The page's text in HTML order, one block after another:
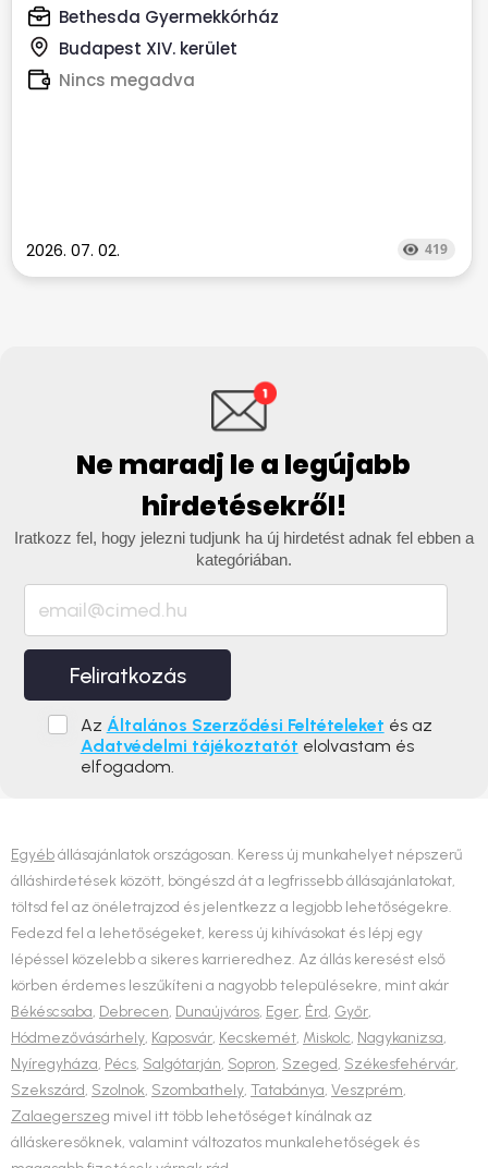
Bethesda Gyermekkórház
Budapest XIV. kerület
Nincs megadva
2026. 07. 02. 419
Ne maradj le a legújabb
hirdetésekről!
Iratkozz fel, hogy jelezni tudjunk ha új hirdetést adnak fel ebben a
kategóriában.
Feliratkozás
Az Általános Szerződési Feltételeket és az
Adatvédelmi tájékoztatót elolvastam és
elfogadom.
Egyébállásajánlatok országosan. Keress új munkahelyet népszerű
álláshirdetések között, böngészd át a legfrissebb állásajánlatokat,
töltsd fel az önéletrajzod és jelentkezz a legjobb lehetőségekre.
Fedezd fel a lehetőségeket, keress új kihívásokat és lépj egy
lépéssel közelebb a sikeres karrieredhez. Az állás keresést első
körben érdemes leszűkíteni a nagyobb településekre, mint akár
Békéscsaba, Debrecen, Dunaújváros, Eger, Érd, Győr,
Hódmezővásárhely, Kaposvár, Kecskemét, Miskolc, Nagykanizsa,
Nyíregyháza, Pécs, Salgótarján, Sopron, Szeged, Székesfehérvár,
Szekszárd, Szolnok, Szombathely, Tatabánya, Veszprém,
Zalaegerszeg mivel itt több lehetőséget kínálnak az
álláskeresőknek, valamint változatos munkalehetőségek és